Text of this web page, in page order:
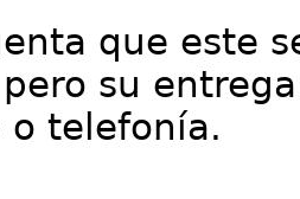
que este
su
o telefonía.